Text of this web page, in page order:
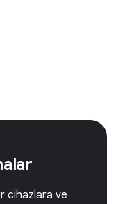
cihazlara ve